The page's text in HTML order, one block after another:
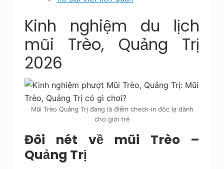
Kinh nghiệm du lịch
mũi Trèo, Quảng Trị
2026
Mũi Trèo Quảng Trị đang là điểm check-in đôc lạ dành
cho giới trẻ
Đôi nét về mũi Trèo –
Quảng Trị